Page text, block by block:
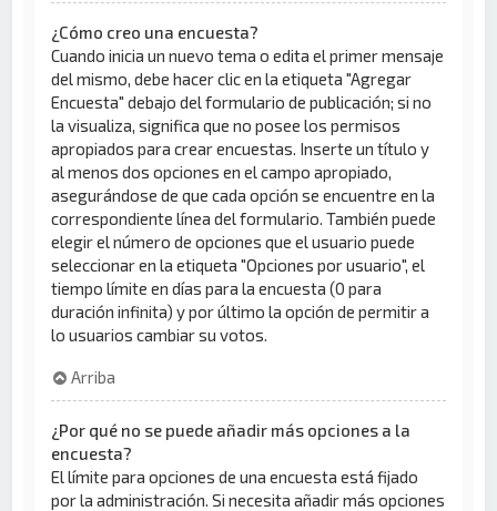
¿Cómo creo una encuesta?
Cuando inicia un nuevo tema o edita el primer mensaje
del mismo, debe hacer clic en la etiqueta "Agregar
Encuesta" debajo del formulario de publicación; si no
la visualiza, significa que no posee los permisos
apropiados para crear encuestas. Inserte un título y
al menos dos opciones en el campo apropiado,
asegurándose de que cada opción se encuentre en la
correspondiente línea del formulario. También puede
elegir el número de opciones que el usuario puede
seleccionar en la etiqueta "Opciones por usuario", el
tiempo límite en días para la encuesta (0 para
duración infinita) y por último la opción de permitir a
lo usuarios cambiar su votos.
Arriba
¿Por qué no se puede añadir más opciones a la
encuesta?
El límite para opciones de una encuesta está fijado
por la administración. Si necesita añadir más opciones